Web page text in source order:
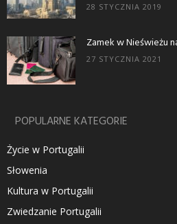
28 STYCZNIA 2019
Zamek w Nieświeżu
27 STYCZNIA 2021
POPULARNE KATEGORIE
Życie w Portugalii
Słowenia
Kultura w Portugalii
Zwiedzanie Portugalii